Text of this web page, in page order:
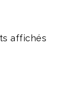
affichés